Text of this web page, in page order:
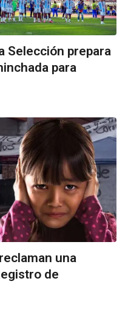
Selección prepara
para
una
de